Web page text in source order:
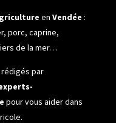
en Vendée :
porc, caprine,
de la mer…
rédigés par
pour vous aider dans